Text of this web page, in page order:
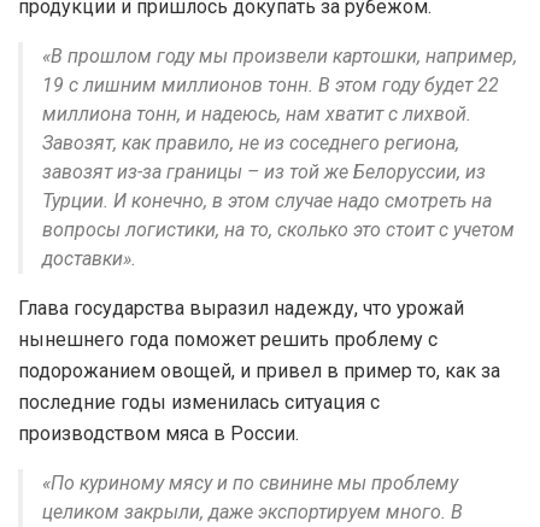
продукции и пришлось докупать за рубежом.
«В прошлом году мы произвели картошки, например,
19 с лишним миллионов тонн. В этом году будет 22
миллиона тонн, и надеюсь, нам хватит с лихвой.
Завозят, как правило, не из соседнего региона,
завозят из-за границы – из той же Белоруссии, из
Турции. И конечно, в этом случае надо смотреть на
вопросы логистики, на то, сколько это стоит с учетом
доставки».
Глава государства выразил надежду, что урожай
нынешнего года поможет решить проблему с
подорожанием овощей, и привел в пример то, как за
последние годы изменилась ситуация с
производством мяса в России.
«По куриному мясу и по свинине мы проблему
целиком закрыли, даже экспортируем много. В